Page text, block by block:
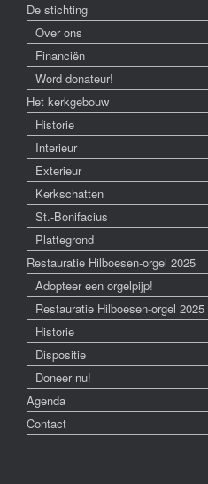
De stichting
Over ons
Financiën
Word donateur!
Het kerkgebouw
Historie
Interieur
Exterieur
Kerkschatten
St.-Bonifacius
Plattegrond
Restauratie Hilboesen-orgel 2025
Adopteer een orgelpijp!
Restauratie Hilboesen-orgel 2025
Historie
Dispositie
Doneer nu!
Agenda
Contact